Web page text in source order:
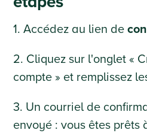
1. Accédez au lien de
2. Cliquez sur l'onglet «
compte » et remplissez
3. Un courriel de
envoyé : vous êtes prêts